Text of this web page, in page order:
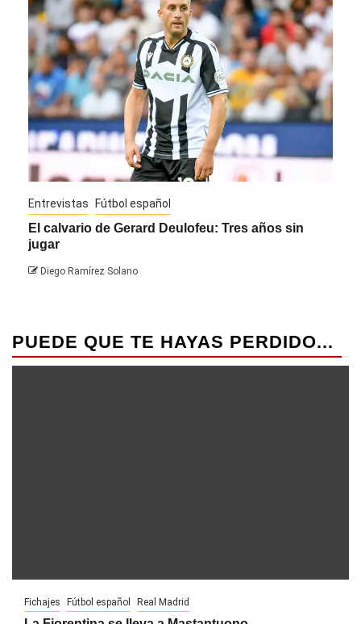
Entrevistas Fútbol español
El calvario de Gerard Deulofeu: Tres años sin
jugar
Diego Ramírez Solano
PUEDE QUE TE HAYAS PERDIDO...
Fichajes Fútbol español Real Madrid